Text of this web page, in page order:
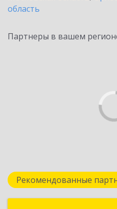
область
Партнеры в вашем
Рекомендованные